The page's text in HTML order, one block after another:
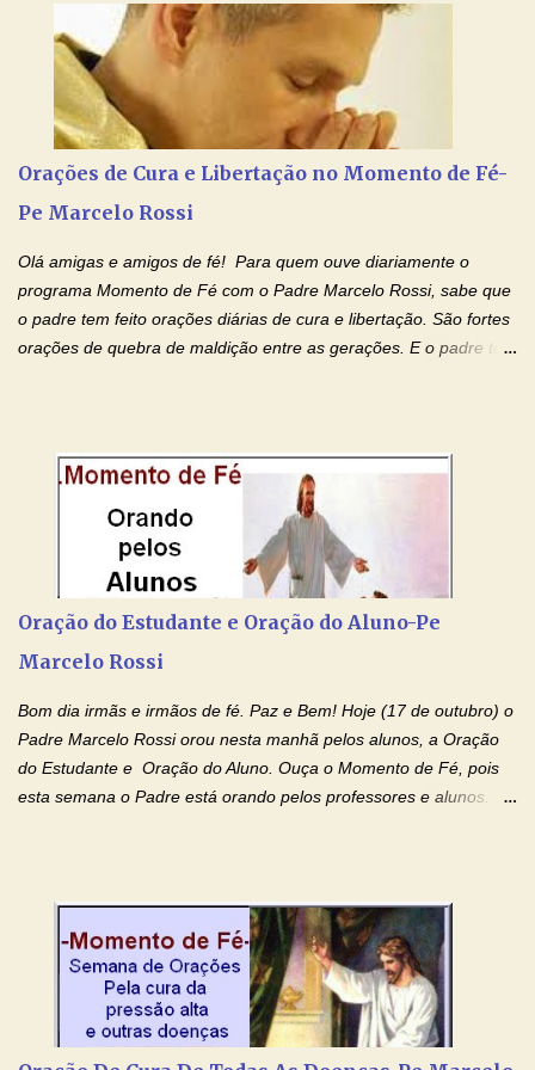
tenha fé, creia firmemente e ore incessantemente até que o
Kairós aconteça em sua vida. Fique no Amor Ágape de Jesus e
no Amor Materno de Nossa Senhora. Adriana-Devoção e Fé
Mensagem do Padre Marcelo Rossi por E-mail: Amados!! Nesta
quarta feira, vamos orar pelas pessoas que sofrem com as
doenças do coração, NO SAGRADO CORAÇÃO DE JESUS E NO
Orações de Cura e Libertação no Momento de Fé-
Pe Marcelo Rossi
Olá amigas e amigos de fé! Para quem ouve diariamente o
programa Momento de Fé com o Padre Marcelo Rossi, sabe que
o padre tem feito orações diárias de cura e libertação. São fortes
orações de quebra de maldição entre as gerações. E o padre tem
por estas valiosas orações. Tenham um lindo fim de semana na
paz de Jesus Cristo e no amor de Maria Santíssima. Adriana-
Devoção e Fé Clique para acessar: Facebook Padre Marcelo
Rossi Site Padre Marcelo Rossi (para ouvir o Momento de Fé)
Tocai, Cura! E Restaura! "Jesus, no poder de Seu Nome, peço
gerações, através de todas as raízes da minha árvore
genealógica. Que o Sangue de Jesus, purificador e vivificante,
Oração do Estudante e Oração do Aluno-Pe
Marcelo Rossi
Bom dia irmãs e irmãos de fé. Paz e Bem! Hoje (17 de outubro) o
Padre Marcelo Rossi orou nesta manhã pelos alunos, a Oração
do Estudante e Oração do Aluno. Ouça o Momento de Fé, pois
esta semana o Padre está orando pelos professores e alunos.
intelectualmente e espiritualmente para o dia da prova. Confie no
amor Ágape de Jesus e no amor materno de Nossa Senhora.
Fique com a paz de Jesus e o amor de Maria! Adriana-Devoção e
Fé Oração do Estudante I Senhor, eu sou estudante, e por sinal,
inteligente. Prova isto é o fato de eu estar aqui, conversando com